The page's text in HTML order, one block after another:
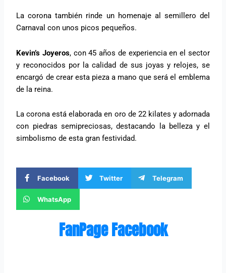
La corona también rinde un homenaje al semillero del
Carnaval con unos picos pequeños.
Kevin’s Joyeros, con 45 años de experiencia en el sector
y reconocidos por la calidad de sus joyas y relojes, se
encargó de crear esta pieza a mano que será el emblema
de la reina.
La corona está elaborada en oro de 22 kilates y adornada
con piedras semipreciosas, destacando la belleza y el
simbolismo de esta gran festividad.
Facebook Twitter Telegram
WhatsApp
FanPage Facebook